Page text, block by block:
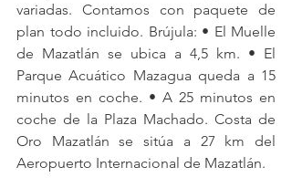
variadas. Contamos con paquete de
plan todo incluido. Brújula: • El Muelle
de Mazatlán se ubica a 4,5 km. • El
Parque Acuático Mazagua queda a 15
minutos en coche. • A 25 minutos en
coche de la Plaza Machado. Costa de
Oro Mazatlán se sitúa a 27 km del
Aeropuerto Internacional de Mazatlán.